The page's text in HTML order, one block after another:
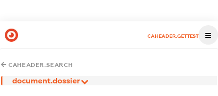
CAHEADER.GETTEST
CAHEADER.SEARCH
document.dossier